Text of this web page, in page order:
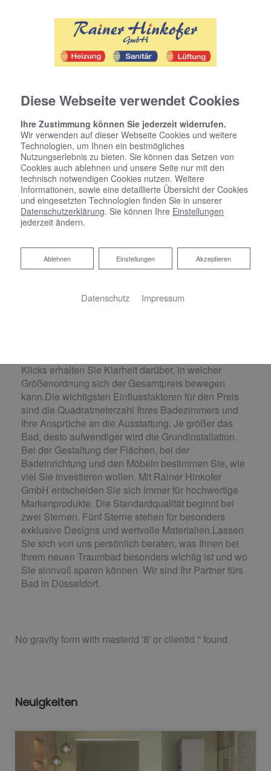
Was kostet ein Bad?
Klicks erhalten Sie Klarheit darüber, in welcher
Größenordnung sich der Gesamtpreis bewegen
kann.Die wichtigsten Einflussfaktoren für den Preis
sind die Quadratmeterzahl Ihres Badezimmers und
Ihre Ansprüche an die Ausstattung. Je größer das
Bad, desto aufwendiger wird die Grundinstallation.
Bei der Gestaltung der Flächen, bei der
Badeinrichtung und den Möbeln bestimmen Sie, wie
viel Sie investieren wollen. Mit Rainer Hinkofer
GmbH entscheiden Sie sich immer für hochwertige
Markenprodukte. Die Standardqualität beginnt bei
zwei Sternen. Fünf Sterne stehen für besonders
exklusive Designs und wertvolle Materialien.Lassen
Sie sich von uns persönlich beraten, was Ihnen bei
Ihrem neuen Traumbad besonders wichtig ist und wo
Sie sinnvoll sparen können. Wir sind Ihr Partner fürs
Bad in Düsseldorf.
No gravity form with masterid '8' or clientid '' found.
Neuigkeiten
Diese Webseite verwendet Cookies
Ihre Zustimmung können Sie jederzeit widerrufen.
Wir verwenden auf dieser Webseite Cookies und weitere
Technologien, um Ihnen ein bestmögliches
Nutzungserlebnis zu bieten. Sie können das Setzen von
Cookies auch ablehnen und unsere Seite nur mit den
technisch notwendigen Cookies nutzen. Weitere
Informationen, sowie eine detaillierte Übersicht der Cookies
und eingesetzten Technologien finden Sie in unserer
Datenschutzerklärung. Sie können Ihre Einstellungen
jederzeit ändern.
Akzeptieren
Einstellungen
Ablehnen
Ablehnen
Datenschutz Impressum